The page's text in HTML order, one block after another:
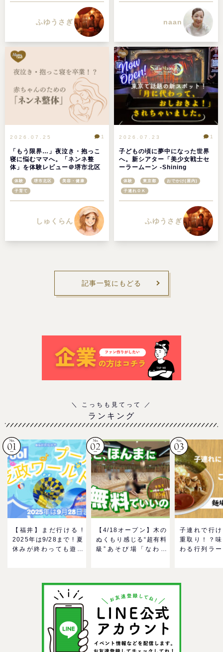
ふゆうさぎ naan
2026.07.25
「もう限界…」夜泣き・抱っこ
寝に悩むママへ。「ネンネ整
体」を体験レビュー＠堺市北区
1
体験 堺市北区 美容・健康
子育て
しゅくらん
2026.07.23
子どもの頃に夢中になった世界
へ。新シアター「美少女戦士セ
ーラームーン -Shining
ー）Shinagawa Tokyo-」を体
験！＠東京品川区
1
体験 東京都 おでかけ(屋内)
子連れＯＫ
ふゆうさぎ
記事一覧にもどる
ランキング
【福井】まだ行ける !
2025年は9/28まで ! 夏
休みが終わっても遊べ
【4/18オープン】木の
ぬくもり感じる“超有料
級”あそび場「なわて
＠イオンモール四條畷
子連れで行
重取り！？
わる行列ラ